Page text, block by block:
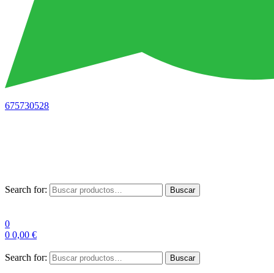
675730528
Search for: Buscar
0
0 0,00 €
Search for: Buscar